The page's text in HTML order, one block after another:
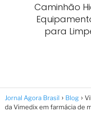
Caminhão
para
Jornal Agora Brasil Blog
da Vimedix em farmácia de